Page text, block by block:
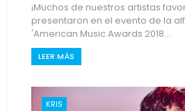
¡Muchos de nuestros artistas
presentaron en el evento de la
'American Music Awards 2018...
LEER MÁS
KRIS